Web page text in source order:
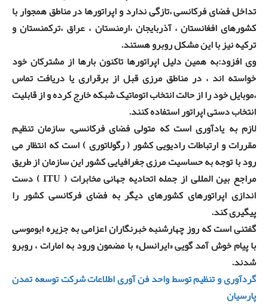
تداخل فضای فرکانسی ،تازگی ندارد و اپراتورها در مناطق همجوار با
کشورهای افغانستان ، آذربایجان ،‌ارمنستان ، عراق ،‌ترکمنستان و
ترکیه نیز با این مشکل روبرو هستند.
وی افزود:به همین دلیل اپراتورها تاکنون بارها از مشترکان خود
خواسته اند ، در مناطق مرزی قبل از برقراری یا دریافت تماس
،‌موبایل خود را از حالت انتخاب اتوماتیک شبکه خارج کرده و از قابلیت
انتخاب دستی اپراتور استفاده کنند.
لازم به یادآوری است که متولی فضای فرکانسی، سازمان تنظیم
مقررات و ارتباطات رادیویی کشور ( رگولاتوری ) است که انتظار می
رود با توجه به حساسیت مرزی جغرافیایی کشور این سازمان از طریق
مراجع بین المللی از جمله اتحادیه جهانی مخابرات ( ITU ) دست
اندازی اپراتورهای کشورهای دیگر به فضای فرکانسی کشور را
پیگیری کند.
گفتنی است که روز چهارشنبه خبرنگاران اعزامی به جزیره ابوموسی
با پیام خوش‌ آمد گویی «ایرانسل» با مضمون ورود به امارات ، روبرو
شدند.
گردآوری و تنظیم توسط واحد فن آوری اطلاعات شرکت توسعه تمدن
پارسیان